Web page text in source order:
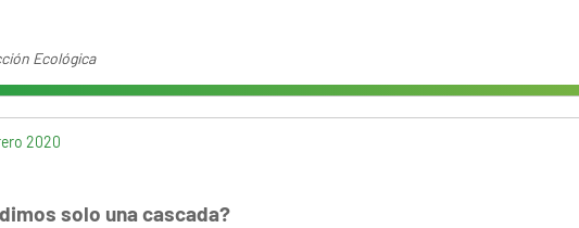
Ecológica
2020
solo una cascada?